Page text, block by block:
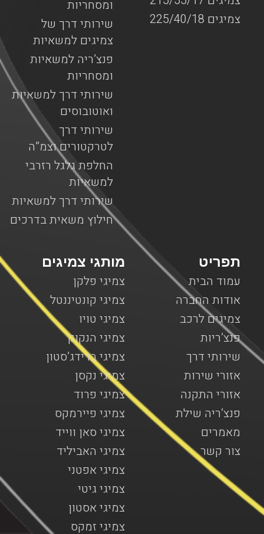
ומסחריות
שירותי דרך של
צמיגים למשאיות
פנצ’ריה למשאיות
ומסחריות
שירותי דרך למשאיות
ואוטובוסים
שירותי דרך
לטרקטורים וצמ”ה
החלפת גלגל רזרבי
למשאיות
שירותי דרך למשאיות
חילוץ משאית בדרכים
צמיגים 225/40/18
מותגי צמיגים
צמיגי פלקן
צמיגי קונטיננטל
צמיגי טויו
צמיגי הנקוק
צמיגי ברידג’סטון
צמיגי נקסן
צמיגי פרוד
צמיגי פיירמקס
צמיגי סאן ווייד
צמיגי האביליד
צמיגי אפטני
צמיגי גיטי
צמיגי אסטון
צמיגי זמקס
תפריט
עמוד הבית
אודות החברה
צמיגים לרכב
פנצ’ריות
שירותי דרך
אזורי שירות
אזורי התקנה
פנצ’ריה שילת
מאמרים
צור קשר